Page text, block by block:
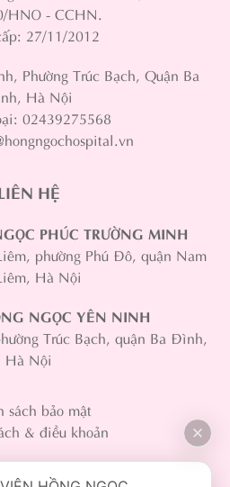
HNO - CCHN.
27/11/2012
Phường Trúc Bạch, Quận Ba
Hà Nội
02439275568
HỆ
PHÚC TRƯỜNG MINH
phường Phú Đô, quận Nam
Hà Nội
NGỌC YÊN NINH
Trúc Bạch, quận Ba Đình,
Hà Nội
sách bảo mật
& điều khoản